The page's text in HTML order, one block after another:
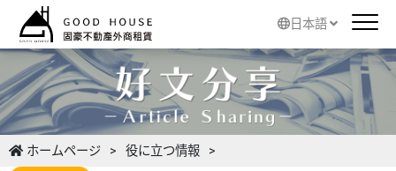
日本語
ホームページ
役に立つ情報